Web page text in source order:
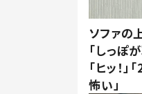
ソファの
「しっぽ
「ヒッ！
怖い」